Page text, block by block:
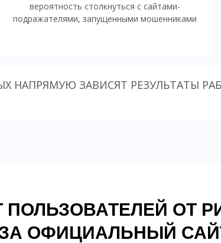
вероятность столкнуться с сайтами-
подражателями, запущенными мошенниками
НАПРЯМУЮ ЗАВИСЯТ РЕЗУЛЬТАТЫ
ОТ
ОФИЦИАЛЬНЫЙ САЙТ